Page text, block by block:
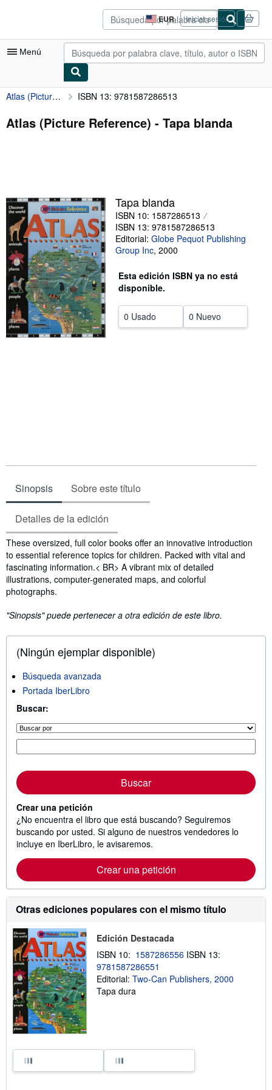
Pasar al contenido principal
EUR
Preferencias
de
compra
del
Iniciar sesión
Menú
Mi cuenta
Consultar mis pedidos
Arte y coleccionismo
Vendedores
Comenzar a vender
Ayuda
CERRAR
Atlas (Picture Reference) ISBN 13: 9781587286513
Atlas (Picture Reference) - Tapa blanda
Tapa blanda
ISBN 10: 1587286513
ISBN 13: 9781587286513
Editorial: Globe Pequot Publishing
Group Inc, 2000
Esta edición ISBN ya no está
disponible.
0 Usado 0 Nuevo
Sinopsis Sobre este título
Detalles de la edición
Sinopsis
These oversized, full color books offer an innovative introduction
to essential reference topics for children. Packed with vital and
fascinating information.< BR> A vibrant mix of detailed
illustrations, computer-generated maps, and colorful
photographs.
"Sinopsis" puede pertenecer a otra edición de este libro.
(Ningún ejemplar disponible)
Búsqueda avanzada
Portada IberLibro
Buscar:
Buscar
Crear una petición
¿No encuentra el libro que está buscando? Seguiremos
buscando por usted. Si alguno de nuestros vendedores lo
incluye en IberLibro, le avisaremos.
Crear una petición
Otras ediciones populares con el mismo título
Edición Destacada
ISBN 10: 1587286556 ISBN 13:
9781587286551
Editorial: Two-Can Publishers, 2000
Tapa dura